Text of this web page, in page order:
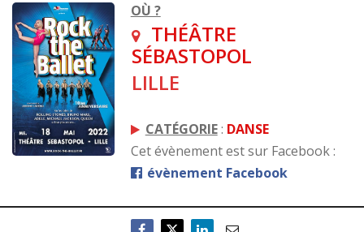
OÙ ?
THÉÂTRE
SÉBASTOPOL
LILLE
CATÉGORIE: DANSE
Cet évènement est sur Facebook :
évènement Facebook